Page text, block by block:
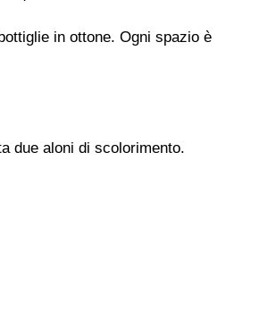
in ottone. Ogni spazio è
due aloni di scolorimento.